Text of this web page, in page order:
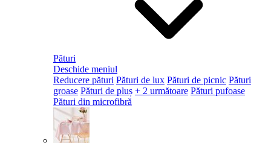
Pături
Deschide meniul
Reducere pături Pături de lux Pături de picnic Pături
groase Pături de pluș + 2 următoare Pături pufoase
Pături din microfibră